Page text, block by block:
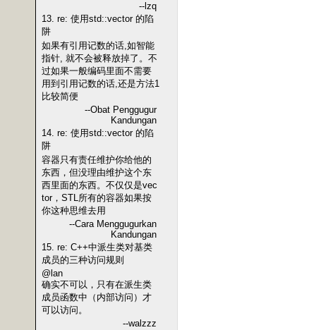
--lzq
13. re: 使用std::vector 的陷
阱
如果有引用记数的话,如智能
指针, 就不会被释放掉了。不
过如果一般编码里面不需要
用到引用记数的话,还是方法1
比较简便
--Obat Penggugur
Kandungan
14. re: 使用std::vector 的陷
阱
容器只有责任维护你给他的
东西，但没理由维护这个东
西里面的东西。不仅仅是vec
tor，STL所有的容器如果按
你这种思维去用
--Cara Menggugurkan
Kandungan
15. re: C++中派生类对基类
成员的三种访问规则
@lan
确实不可以，只有在派生类
成员函数中（内部访问）才
可以访问。
--walzzz